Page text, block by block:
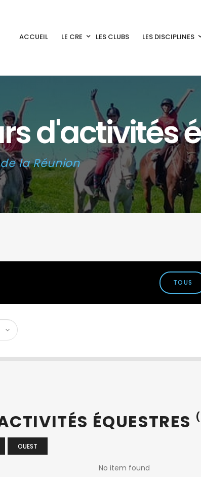
ACCUEIL LE CRE LES CLUBS LES DISCIPLINES
d'activités
la Réunion
TOUS
ÉQUESTRES
OUEST
No item found